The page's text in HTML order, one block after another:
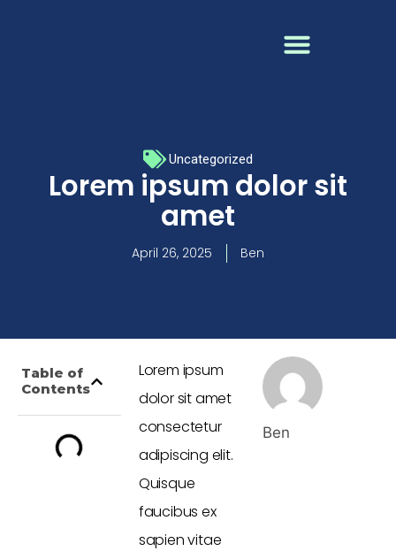
Lorem ipsum dolor sit
amet
Uncategorized
April 26, 2025 Ben
Table of
Contents
Lorem ipsum
dolor sit amet
consectetur
adipiscing elit.
Quisque
faucibus ex
sapien vitae
Ben